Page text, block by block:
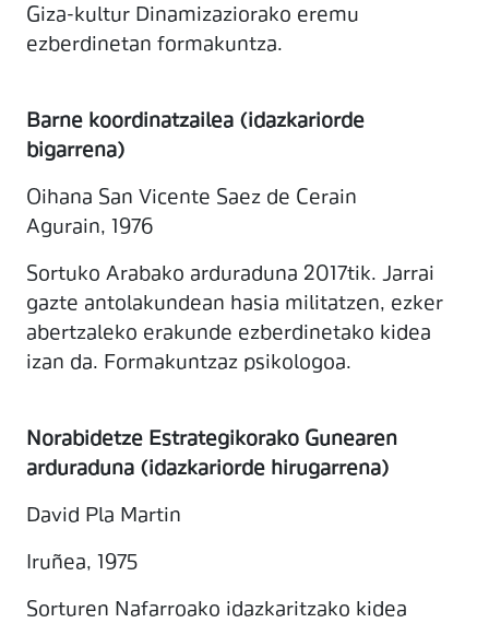
Giza-kultur Dinamizaziorako eremu
ezberdinetan formakuntza.
Barne koordinatzailea (idazkariorde
bigarrena)
Oihana San Vicente Saez de Cerain
Agurain, 1976
Sortuko Arabako arduraduna 2017tik. Jarrai
gazte antolakundean hasia militatzen, ezker
abertzaleko erakunde ezberdinetako kidea
izan da. Formakuntzaz psikologoa.
Norabidetze Estrategikorako Gunearen
arduraduna (idazkariorde hirugarrena)
David Pla Martin
Iruñea, 1975
Sorturen Nafarroako idazkaritzako kidea